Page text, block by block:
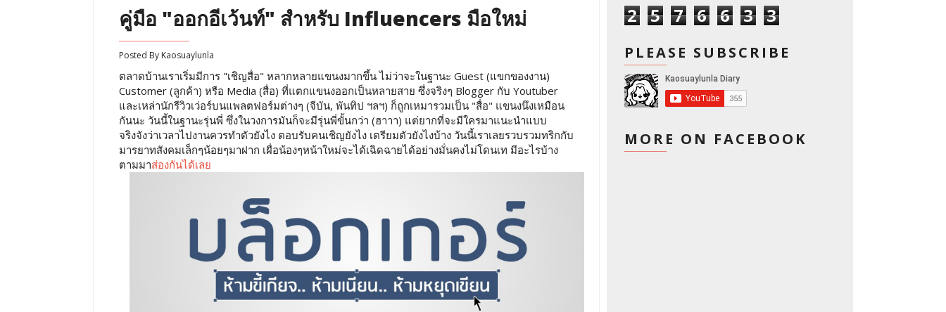
คู่มือ "ออกอีเว้นท์" สำหรับ Influencers มือใหม่
Posted By Kaosuaylunla
ตลาดบ้านเราเริ่มมีการ "เชิญสื่อ" หลากหลายแขนงมากขึ้น ไม่ว่าจะในฐานะ Guest (แขกของงาน)
Customer (ลูกค้า) หรือ Media (สื่อ) ที่แตกแขนงออกเป็นหลายสาย ซึ่งจริงๆ Blogger กับ Youtuber
และเหล่านักรีวิวเว่อร์บนแพลตฟอร์มต่างๆ (จีบัน, พันทิป ฯลฯ) ก็ถูกเหมารวมเป็น "สื่อ" แขนงนึงเหมือน
กันนะ วันนี้ในฐานะรุ่นพี่ ซึ่งในวงการมันก็จะมีรุ่นพี่ขั้นกว่า (ฮาาา) แต่ยากที่จะมีใครมาแนะนำแบบ
จริงจังว่าเวลาไปงานควรทำตัวยังไง ตอบรับคนเชิญยังไง เตรียมตัวยังไงบ้าง วันนี้เราเลยรวบรวมทริกกับ
มารยาทสังคมเล็กๆน้อยๆมาฝาก เผื่อน้องๆหน้าใหม่จะได้เฉิดฉายได้อย่างมั่นคงไม่โดนเท มีอะไรบ้าง
ตามมาส่องกันได้เลย
2 5 7 6 6 3 3
PLEASE SUBSCRIBE
MORE ON FACEBOOK